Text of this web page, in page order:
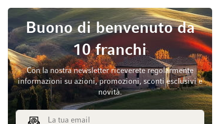
Buono di benvenuto da
10 franchi
Con la nostra newsletter riceverete regolarmente
informazioni su azioni, promozioni, sconti esclusivi e
novità.
Indirizzo email